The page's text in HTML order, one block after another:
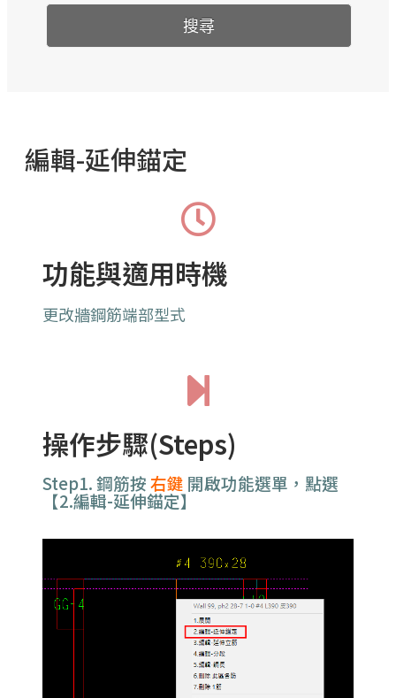
搜尋
編輯-延伸錨定
功能與適用時機
更改牆鋼筋端部型式
操作步驟(Steps)
Step1.鋼筋按右鍵 開啟功能選單，點選
【2.編輯-延伸錨定】